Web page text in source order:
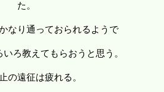
た。
なり通っておられるようで
ろ教えてもらおうと思う。
の遠征は疲れる。